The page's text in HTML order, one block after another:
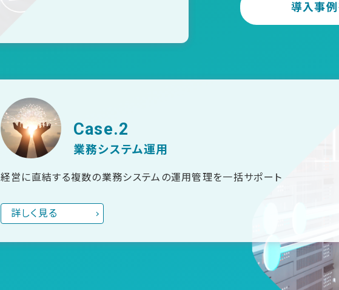
導入事例
Case.2
業務システム運用
経営に直結する複数の業務システムの運用管理を一括サポート
詳しく見る